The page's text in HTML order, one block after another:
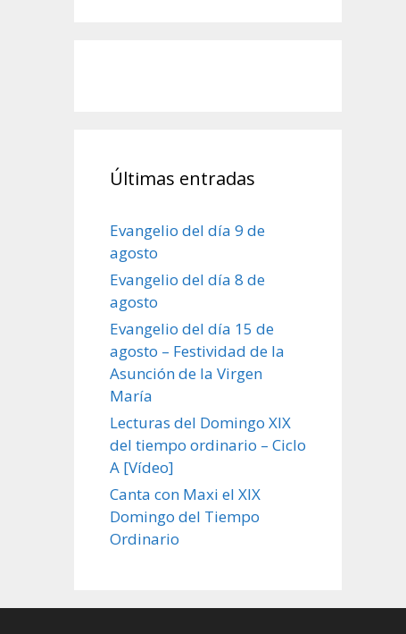
Últimas entradas
Evangelio del día 9 de
agosto
Evangelio del día 8 de
agosto
Evangelio del día 15 de
agosto – Festividad de la
Asunción de la Virgen
María
Lecturas del Domingo XIX
del tiempo ordinario – Ciclo
A [Vídeo]
Canta con Maxi el XIX
Domingo del Tiempo
Ordinario